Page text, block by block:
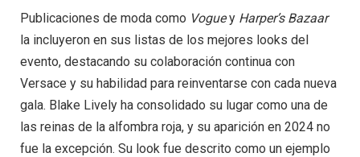
Publicaciones de moda como Voguey Harper’s Bazaar
la incluyeron en sus listas de los mejores looks del
evento, destacando su colaboración continua con
Versace y su habilidad para reinventarse con cada nueva
gala. Blake Lively ha consolidado su lugar como una de
las reinas de la alfombra roja, y su aparición en 2024 no
fue la excepción. Su look fue descrito como un ejemplo